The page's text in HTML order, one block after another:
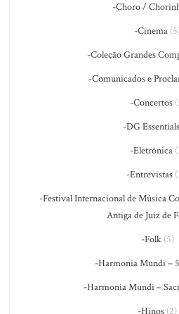
-Choro /
-Cinema
-Coleção Grandes
-Comunicados e
-Concertos
-DG Essentials
-Eletrônica
-Entrevistas
-Festival Internacional de Música
Antiga de Juiz de
-Folk(5)
-Harmonia Mundi –
-Harmonia Mundi –